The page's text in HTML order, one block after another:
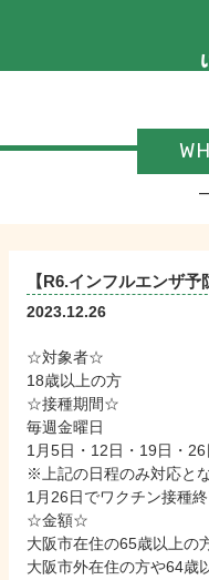
【R6.インフルエンザ
2023.12.26
☆対象者☆
18歳以上の方
☆接種期間☆
毎週金曜日
1月5日・12日・19日・26
※上記の日程のみ対応とな
1月26日でワクチン接種終
☆金額☆
大阪市在住の65歳以上の
大阪市外在住の方や64歳